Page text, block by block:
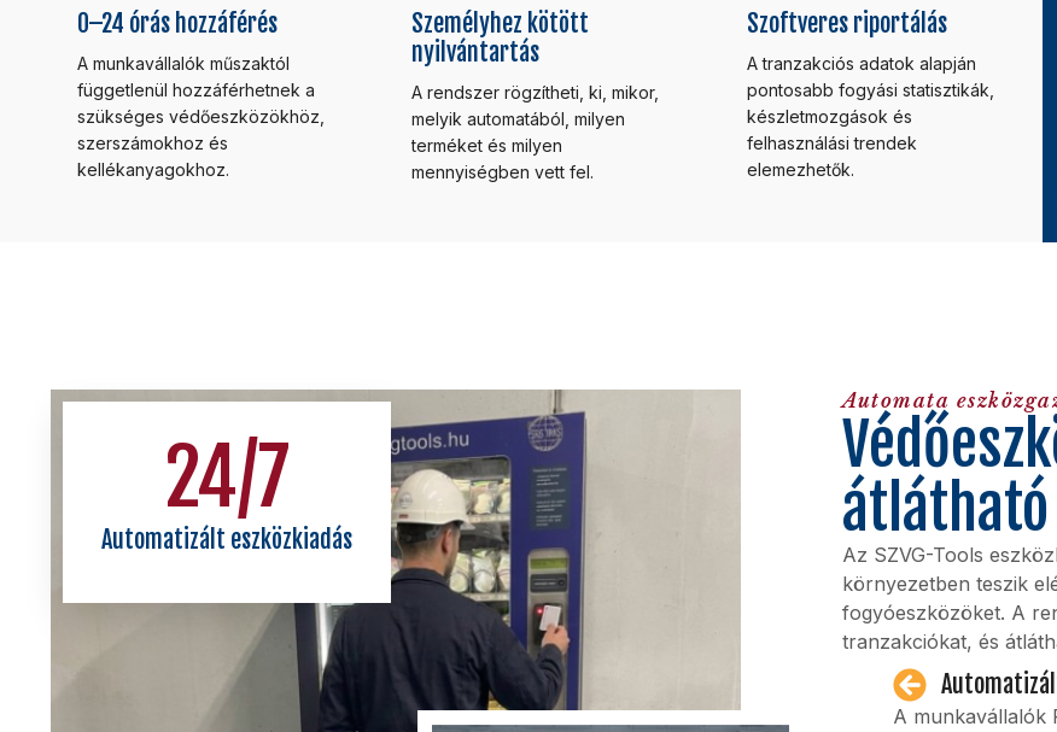
0–24 órás hozzáférés
A munkavállalók műszaktól
függetlenül hozzáférhetnek a
szükséges védőeszközökhöz,
szerszámokhoz és
kellékanyagokhoz.
Személyhez kötött
nyilvántartás
A rendszer rögzítheti, ki, mikor,
melyik automatából, milyen
terméket és milyen
mennyiségben vett fel.
Szoftveres riportálás
A tranzakciós adatok alapján
pontosabb fogyási statisztikák,
készletmozgások és
felhasználási trendek
elemezhetők.
Automatizált eszközkiadás
24/7
Automata
Az SZVG-Tools
környezetben teszik
fogyóeszközöket. A
tranzakciókat, és
A munkavállalók